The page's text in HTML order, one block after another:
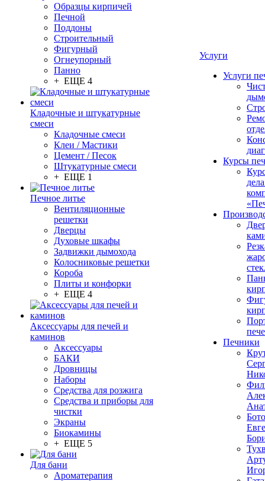
Образцы кирпичей
Печной
Поддоны
Строительный
Фигурный
Огнеупорный
Панно
+ ЕЩЕ 4
Кладочные и штукатурные
смеси
Кладочные смеси
Клеи / Мастики
Цемент / Песок
Штукатурные смеси
+ ЕЩЕ 1
Печное литье
Вентиляционные
решетки
Дверцы
Духовые шкафы
Задвижки дымохода
Колосниковые решетки
Короба
Плиты и конфорки
+ ЕЩЕ 4
Аксессуары для печей и
каминов
Аксессуары
БАКИ
Дровницы
Наборы
Средства для розжига
Средства и приборы для
чистки
Экраны
Биокамины
+ ЕЩЕ 5
Для бани
Ароматерапия
Услуги
Услуги
Курсы
Печники